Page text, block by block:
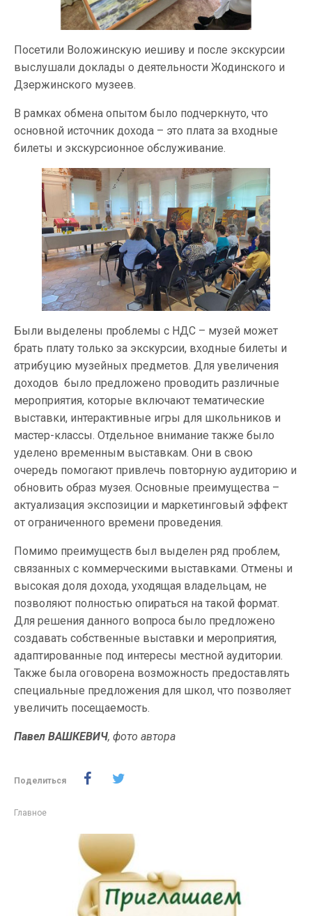
Посетили Воложинскую иешиву и после экскурсии
выслушали доклады о деятельности Жодинского и
Дзержинского музеев.
В рамках обмена опытом было подчеркнуто, что
основной источник дохода – это плата за входные
билеты и экскурсионное обслуживание.
Были выделены проблемы с НДС – музей может
брать плату только за экскурсии, входные билеты и
атрибуцию музейных предметов. Для увеличения
доходов было предложено проводить различные
мероприятия, которые включают тематические
выставки, интерактивные игры для школьников и
мастер-классы. Отдельное внимание также было
уделено временным выставкам. Они в свою
очередь помогают привлечь повторную аудиторию и
обновить образ музея. Основные преимущества –
актуализация экспозиции и маркетинговый эффект
от ограниченного времени проведения.
Помимо преимуществ был выделен ряд проблем,
связанных с коммерческими выставками. Отмены и
высокая доля дохода, уходящая владельцам, не
позволяют полностью опираться на такой формат.
Для решения данного вопроса было предложено
создавать собственные выставки и мероприятия,
адаптированные под интересы местной аудитории.
Также была оговорена возможность предоставлять
специальные предложения для школ, что позволяет
увеличить посещаемость.
Павел ВАШКЕВИЧ, фото автора
Поделиться
Главное